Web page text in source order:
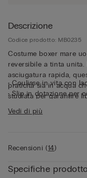
Descrizione
Codice prodotto: MB0235
Costume boxer mare
reversibile a tinta
asciugatura rapida,
praticità sia in acqua
studiata per garantire
regolabile in vita
adattandosi
costume boxer mare
garantire sostegno e
• Coulisse in vita con
• Slip in dotazione per
• Tasca posteriore con
• Logo posteriore
• Vestibilità regular
Vedi di più
Recensioni(14)
Specifiche